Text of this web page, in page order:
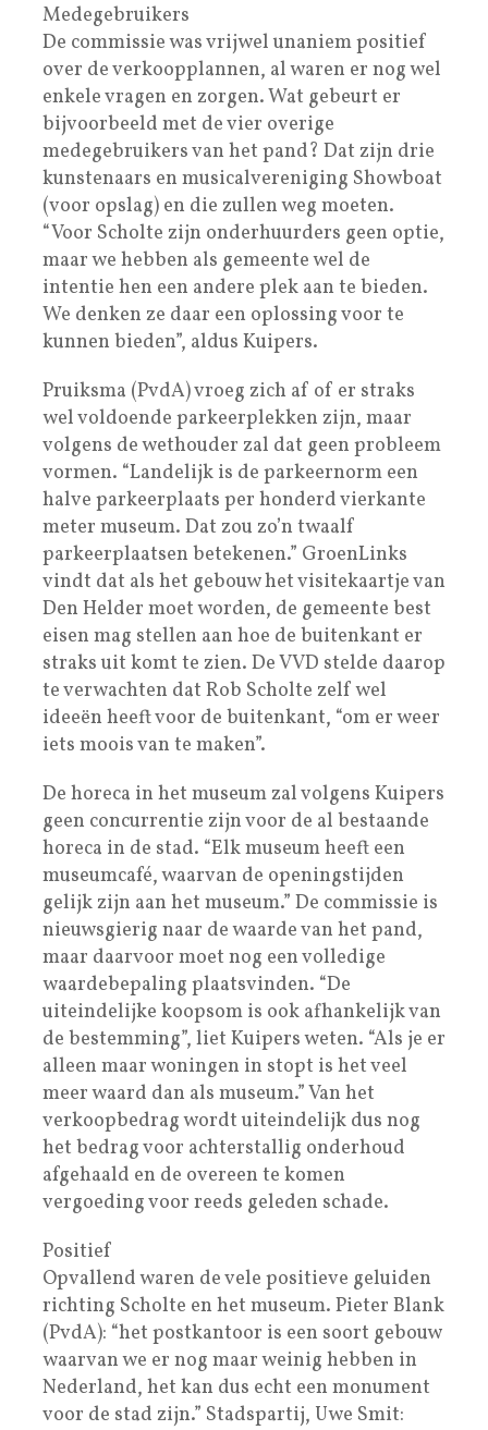
Medegebruikers
De commissie was vrijwel unaniem positief
over de verkoopplannen, al waren er nog wel
enkele vragen en zorgen. Wat gebeurt er
bijvoorbeeld met de vier overige
medegebruikers van het pand? Dat zijn drie
kunstenaars en musicalvereniging Showboat
(voor opslag) en die zullen weg moeten.
“Voor Scholte zijn onderhuurders geen optie,
maar we hebben als gemeente wel de
intentie hen een andere plek aan te bieden.
We denken ze daar een oplossing voor te
kunnen bieden”, aldus Kuipers.
Pruiksma (PvdA) vroeg zich af of er straks
wel voldoende parkeerplekken zijn, maar
volgens de wethouder zal dat geen probleem
vormen. “Landelijk is de parkeernorm een
halve parkeerplaats per honderd vierkante
meter museum. Dat zou zo’n twaalf
parkeerplaatsen betekenen.” GroenLinks
vindt dat als het gebouw het visitekaartje van
Den Helder moet worden, de gemeente best
eisen mag stellen aan hoe de buitenkant er
straks uit komt te zien. De VVD stelde daarop
te verwachten dat Rob Scholte zelf wel
ideeën heeft voor de buitenkant, “om er weer
iets moois van te maken”.
De horeca in het museum zal volgens Kuipers
geen concurrentie zijn voor de al bestaande
horeca in de stad. “Elk museum heeft een
museumcafé, waarvan de openingstijden
gelijk zijn aan het museum.” De commissie is
nieuwsgierig naar de waarde van het pand,
maar daarvoor moet nog een volledige
waardebepaling plaatsvinden. “De
uiteindelijke koopsom is ook afhankelijk van
de bestemming”, liet Kuipers weten. “Als je er
alleen maar woningen in stopt is het veel
meer waard dan als museum.” Van het
verkoopbedrag wordt uiteindelijk dus nog
het bedrag voor achterstallig onderhoud
afgehaald en de overeen te komen
vergoeding voor reeds geleden schade.
Positief
Opvallend waren de vele positieve geluiden
richting Scholte en het museum. Pieter Blank
(PvdA): “het postkantoor is een soort gebouw
waarvan we er nog maar weinig hebben in
Nederland, het kan dus echt een monument
voor de stad zijn.” Stadspartij, Uwe Smit: